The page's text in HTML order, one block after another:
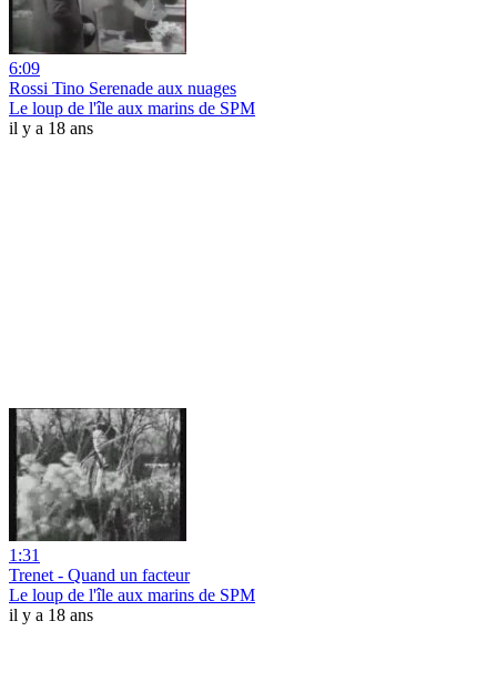
6:09
Rossi Tino Serenade aux nuages
Le loup de l'île aux marins de SPM
il y a 18 ans
1:31
Trenet - Quand un facteur
Le loup de l'île aux marins de SPM
il y a 18 ans